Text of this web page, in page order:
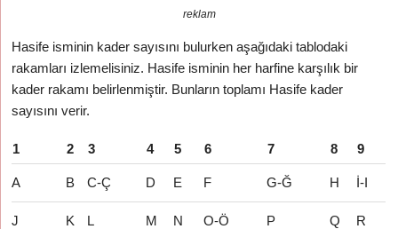
reklam
Hasife isminin kader sayısını bulurken aşağıdaki tablodaki
rakamları izlemelisiniz. Hasife isminin her harfine karşılık bir
kader rakamı belirlenmiştir. Bunların toplamı Hasife kader
sayısını verir.
1 2 3 4 5 6 7 8 9
A B C-Ç D E F G-Ğ H İ-I
J K L M N O-Ö P Q R